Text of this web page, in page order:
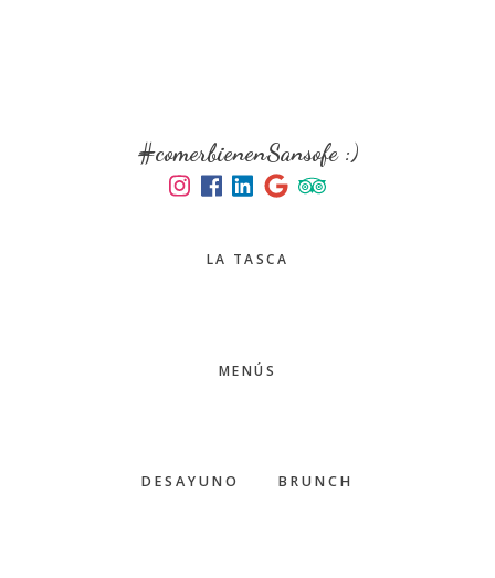
#comerbienenSansofe :)
LA TASCA
MENÚS
DESAYUNO BRUNCH